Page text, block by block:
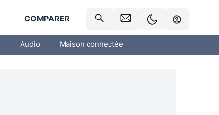
COMPARER
Audio Maison connectée